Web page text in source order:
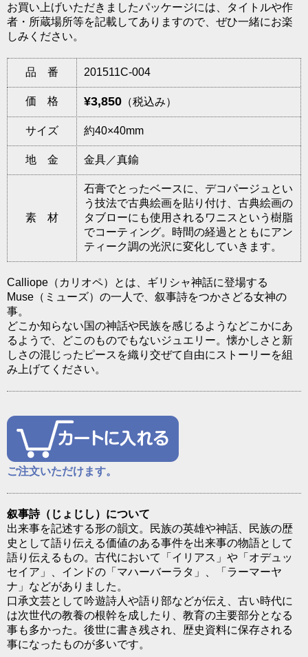
お買い上げいただきましたパッケージには、タイトルや作
者・所蔵場所等を記載してありますので、ぜひ一緒にお楽
しみください。
品 番 201511C-004
価 格 ¥3,850 （税込み）
サイズ 約40×40mm
地 金 金具／真鍮
素 材
石膏でとったベースに、デコパージュとい
う技法で古典絵画を貼り付け、古典絵画の
タブローにも使用されるワニスという樹脂
でコーティング。時間の経過とともにアン
ティーク調の光沢に変化していきます。
Calliope（カリオペ）とは、ギリシャ神話に登場する
Muse（ミューズ）の一人で、叙事詩をつかさどる女神の
事。
どこか知らない国の神話や民族を感じるようなどこかにあ
るようで、どこのものでもないジュエリー。懐かしさと新
しさの混じったピースを織り交ぜて自由にストーリーを組
み上げてください。
ご注文いただけます。
叙事詩（じょじし）について
出来事を記述する形の韻文。民族の英雄や神話、民族の歴
史として語り伝える価値のある事件を出来事の物語として
語り伝えるもの。古代において「イリアス」や「オデュッ
セイア」、インドの「マハーバーラタ」、「ラーマーヤ
ナ」などがありました。
口承文芸として吟遊詩人や語り部などが伝え、古い時代に
は次世代の教養の根幹を成したり、教育の主要部分となる
事も多かった。後世に書き残され、歴史資料に保存される
事になったものが多いです。